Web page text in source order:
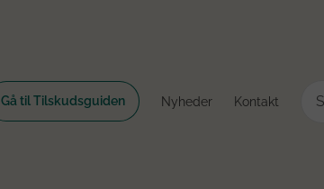
Gå til Tilskudsguiden Nyheder Kontakt